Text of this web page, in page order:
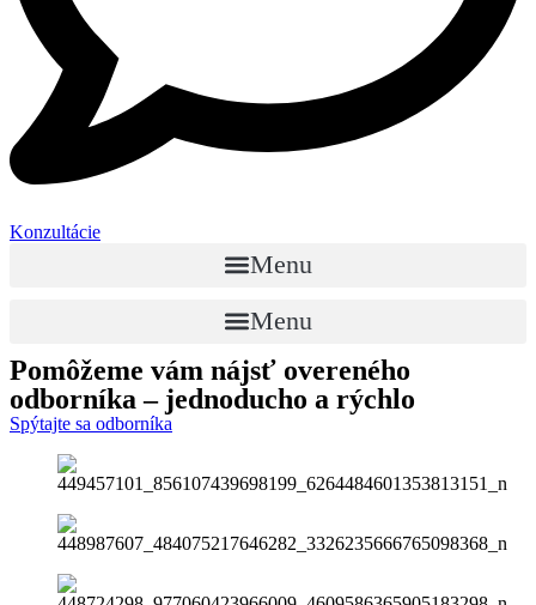
Konzultácie
Menu
Menu
Pomôžeme vám nájsť overeného
odborníka– jednoducho a rýchlo
Spýtajte sa odborníka